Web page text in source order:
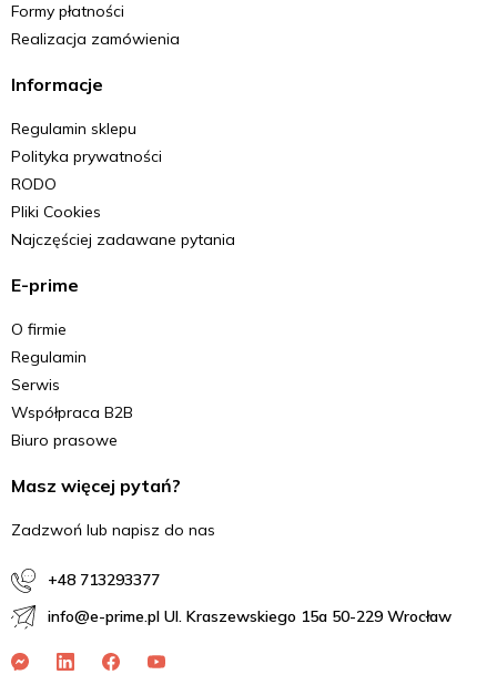
Formy płatności
Realizacja zamówienia
Informacje
Regulamin sklepu
Polityka prywatności
RODO
Pliki Cookies
Najczęściej zadawane pytania
E-prime
O firmie
Regulamin
Serwis
Współpraca B2B
Biuro prasowe
Masz więcej pytań?
Zadzwoń lub napisz do nas
+48 713293377
info@e-prime.pl Ul. Kraszewskiego 15a 50-229 Wrocław